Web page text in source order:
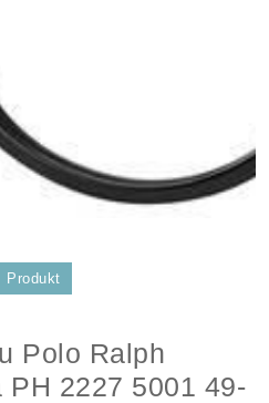
Produkt
Polo Ralph
PH 2227 5001 49-